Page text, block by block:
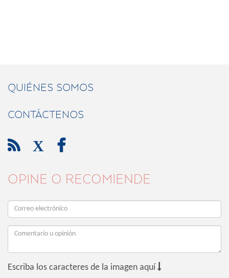
QUIÉNES SOMOS
CONTÁCTENOS
 X 
OPINE O RECOMIENDE
Escriba los caracteres de la imagen aquí 